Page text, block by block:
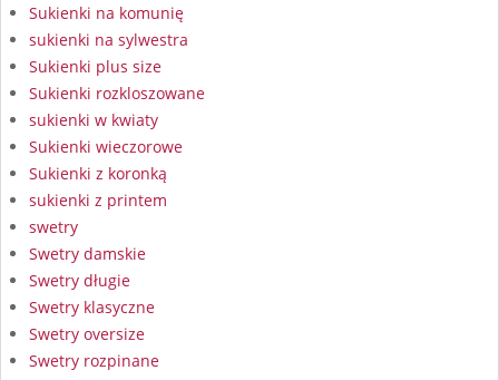
Sukienki na komunię
sukienki na sylwestra
Sukienki plus size
Sukienki rozkloszowane
sukienki w kwiaty
Sukienki wieczorowe
Sukienki z koronką
sukienki z printem
swetry
Swetry damskie
Swetry długie
Swetry klasyczne
Swetry oversize
Swetry rozpinane